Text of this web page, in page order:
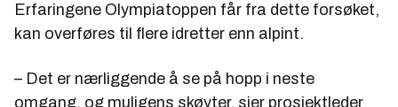
Erfaringene Olympiatoppen får fra dette forsøket,
kan overføres til flere idretter enn alpint.
– Det er nærliggende å se på hopp i neste
omgang, og muligens skøyter, sier prosjektleder